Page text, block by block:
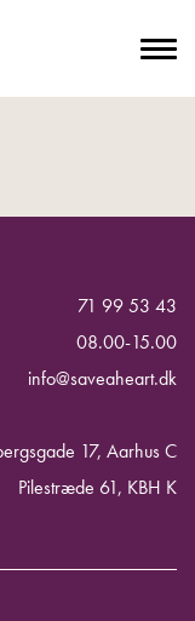
71 99 53 43
08.00-15.00
info@saveaheart.dk
17, Aarhus C
Pilestræde 61, KBH K